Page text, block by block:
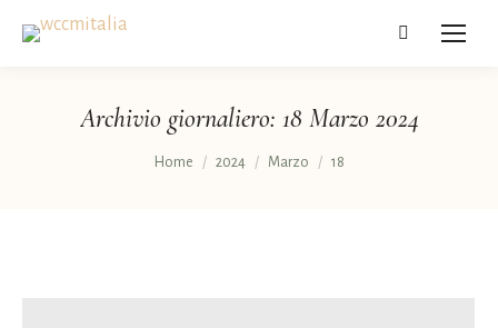
Cerca:
Archivio giornaliero: 18 Marzo 2024
Tu sei qui:
Home 2024 Marzo 18